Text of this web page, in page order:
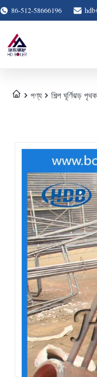
86-512-58666196
পণ্য শিল্প ঘূর্ণিঝড়